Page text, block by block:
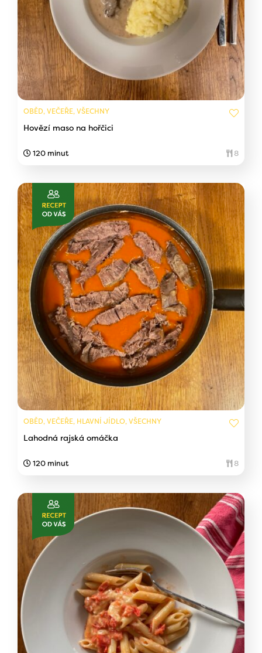
OBĚD, VEČEŘE, VŠECHNY
Hovězí maso na hořčici
120 minut 8
OBĚD, VEČEŘE, HLAVNÍ JÍDLO, VŠECHNY
Lahodná rajská omáčka
120 minut 8